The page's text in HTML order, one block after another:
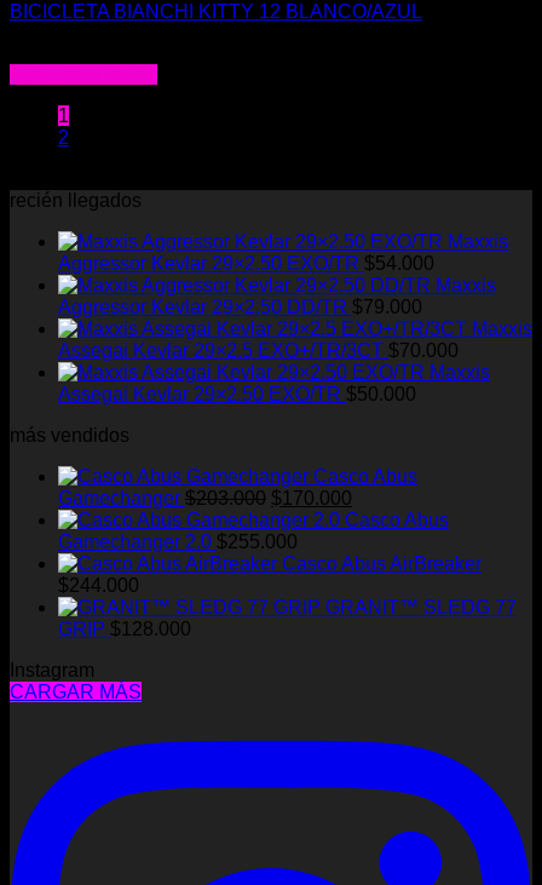
BICICLETA BIANCHI KITTY 12 BLANCO/AZUL
1
2
recién llegados
Maxxis
Aggressor Kevlar 29×2.50 EXO/TR $54.000
Maxxis
Aggressor Kevlar 29×2.50 DD/TR $79.000
Maxxis
Assegai Kevlar 29×2.5 EXO+/TR/3CT $70.000
Maxxis
Assegai Kevlar 29×2.50 EXO/TR $50.000
más vendidos
Casco Abus
Gamechanger $203.000 El
precio
original
era:
$170.000
precio
es:
Casco Abus
Gamechanger 2.0 $255.000
Casco Abus AirBreaker
$244.000
GRANIT™ SLEDG 77
GRIP $128.000
Instagram
CARGAR MÁS